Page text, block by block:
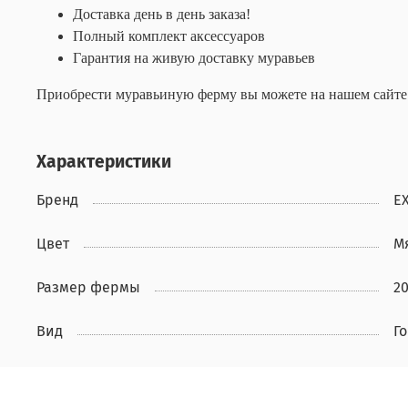
Доставка день в день заказа!
Полный комплект аксессуаров
Гарантия на живую доставку муравьев
Приобрести муравьиную ферму вы можете на нашем
Характеристики
Бренд
Цвет
Размер фермы
Вид